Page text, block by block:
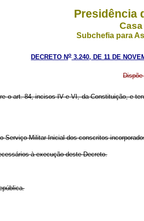
Presidência
Casa
Subchefia para
DECRETO No 3.240, DE 11 DE
o art. 84, incisos IV e VI, da Constituição, e
Militar Inicial dos conscritos
à execução deste Decreto.